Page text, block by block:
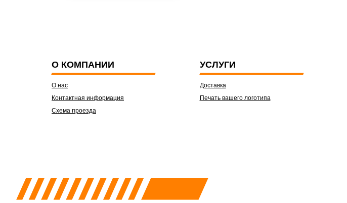
О КОМПАНИИ
О нас
Контактная информация
Схема проезда
УСЛУГИ
Доставка
Печать вашего логотипа